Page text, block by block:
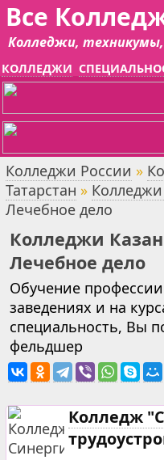
Все
Колледжи,
КОЛЛЕДЖИ
Колледжи России »
Татарстан »
Лечебное дело
Колледжи
Лечебное дело
Обучение
заведениях и на
специальность, Вы
фельдшер
Колледж